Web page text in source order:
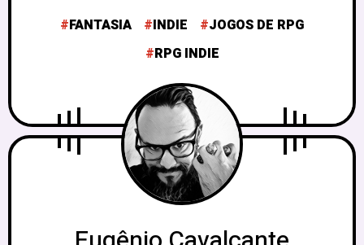
FANTASIA INDIE
JOGOS DE RPG
RPG INDIE